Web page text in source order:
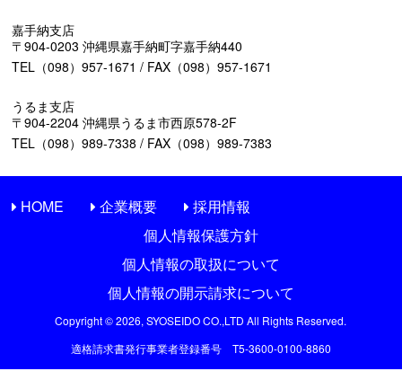
嘉手納支店
〒904-0203 沖縄県嘉手納町字嘉手納440
TEL（098）957-1671 / FAX（098）957-1671
うるま支店
〒904-2204 沖縄県うるま市西原578-2F
TEL（098）989-7338 / FAX（098）989-7383
HOME 企業概要
採用情報
個人情報保護方針
個人情報の取扱について
個人情報の開示請求について
Copyright © 2026, SYOSEIDO CO.,LTD All Rights Reserved.
適格請求書発行事業者登録番号 T5-3600-0100-8860